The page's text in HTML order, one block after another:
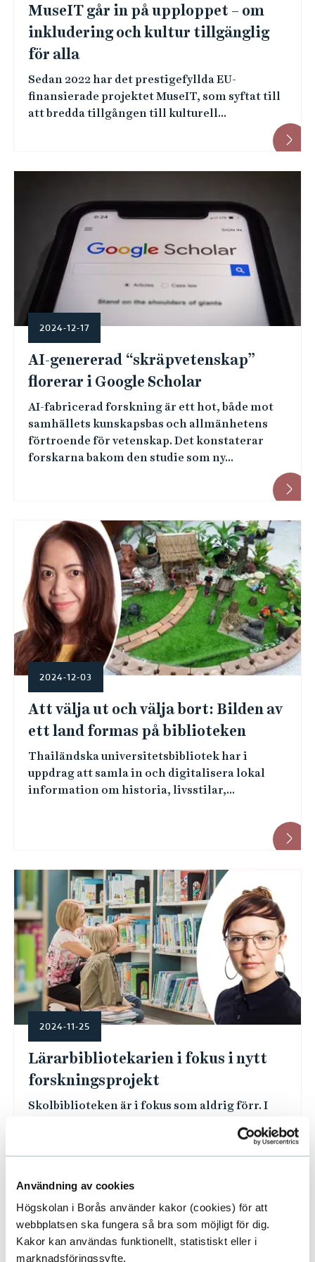
Användning av cookies
Högskolan i Borås använder kakor (cookies) för att
webbplatsen ska fungera så bra som möjligt för dig.
Kakor kan användas funktionellt, statistiskt eller i
marknadsföringssyfte.
MuseIT går in på upploppet – om
inkludering och kultur tillgänglig
för alla
Sedan 2022 har det prestigefyllda EU-
finansierade projektet MuseIT, som syftat till
att bredda tillgången till kulturell...
2024-12-17
AI-genererad “skräpvetenskap”
florerar i Google Scholar
AI-fabricerad forskning är ett hot, både mot
samhällets kunskapsbas och allmänhetens
förtroende för vetenskap. Det konstaterar
forskarna bakom den studie som ny...
2024-12-03
Att välja ut och välja bort: Bilden av
ett land formas på biblioteken
Thailändska universitetsbibliotek har i
uppdrag att samla in och digitalisera lokal
information om historia, livsstilar,...
2024-11-25
Lärarbibliotekarien i fokus i nytt
forskningsprojekt
Skolbiblioteken är i fokus som aldrig förr. I
skollagen och bibliotekslagen, som ska stärka
skolbibliotekariens roll ...